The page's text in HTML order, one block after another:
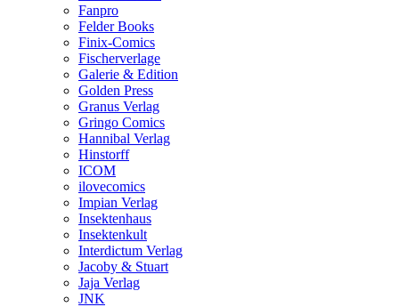
Fanpro
Felder Books
Finix-Comics
Fischerverlage
Galerie & Edition
Golden Press
Granus Verlag
Gringo Comics
Hannibal Verlag
Hinstorff
ICOM
ilovecomics
Impian Verlag
Insektenhaus
Insektenkult
Interdictum Verlag
Jacoby & Stuart
Jaja Verlag
JNK